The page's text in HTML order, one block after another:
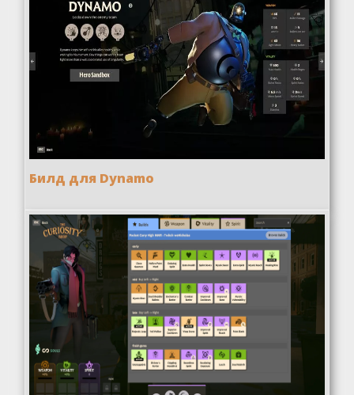
Билд для Dynamo